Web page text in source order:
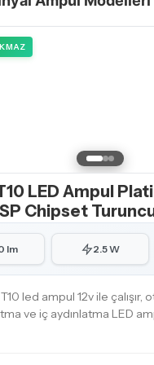
LED Ampul
Chipset
lm 2.5 W
led ampul 12v ile çalışır,
ve iç aydınlatma LED